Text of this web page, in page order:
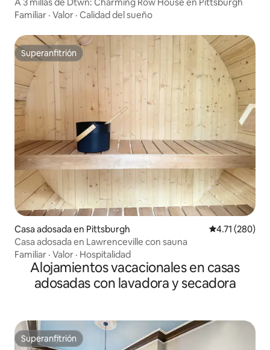
Familiar · Valor · Calidad del sueño
Superanfitrión
Superanfitrión
Casa adosada en Pittsburgh Calificación
4.71 (280)
Casa adosada en Lawrenceville con sauna
Familiar · Valor · Hospitalidad
Alojamientos vacacionales en casas
adosadas con lavadora y secadora
Superanfitrión
Superanfitrión